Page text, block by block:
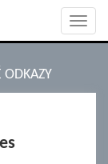
ODKAZY